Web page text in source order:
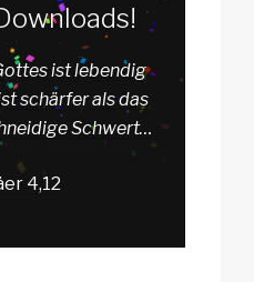
ist lebendig
schärfer als das
Schwert…
4,12